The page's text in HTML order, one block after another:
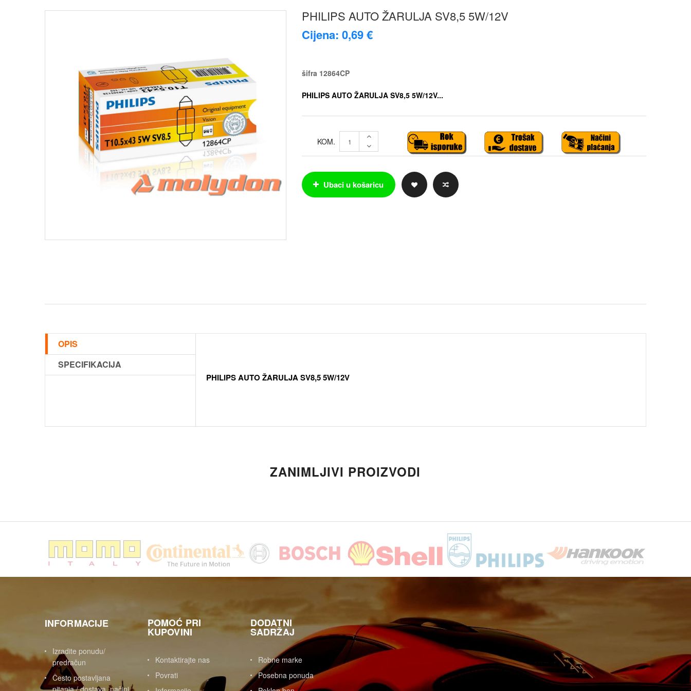
PHILIPS AUTO ŽARULJA SV8,5 5W/12V
Cijena: 0,69 €
šifra 12864CP
PHILIPS AUTO ŽARULJA SV8,5 5W/12V...
KOM.
OPIS
SPECIFIKACIJA
PHILIPS AUTO ŽARULJA SV8,5 5W/12V
ZANIMLJIVI PROIZVODI
INFORMACIJE
Izradite ponudu/
predračun
Često postavljana
pitanja / dostava, načini
POMOĆ PRI
KUPOVINI
Kontaktirajte nas
Povrati
DODATNI
SADRŽAJ
Robne marke
Posebna ponuda